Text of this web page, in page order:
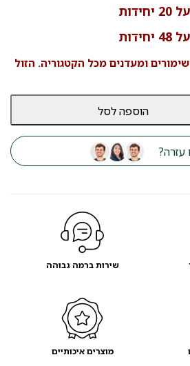
ומעדנים מכל הקטגוריה. הזול
הוספה לסל
עזרה?
שירות ברמה גבוהה
מוצרים איכותיים